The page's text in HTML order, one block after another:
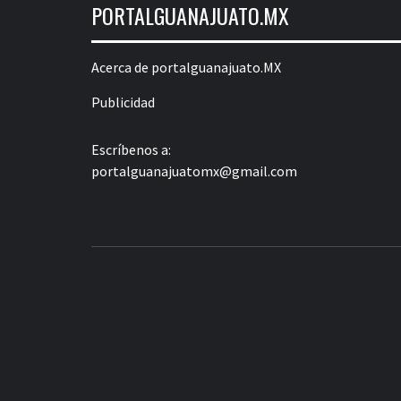
PORTALGUANAJUATO.MX
Acerca de portalguanajuato.MX
Publicidad
Escríbenos a:
portalguanajuatomx@gmail.com